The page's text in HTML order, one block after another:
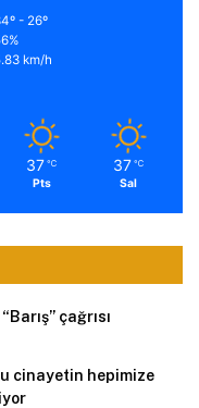
- 26º
km/h
37 ℃
Pts
37 ℃
Sal
çağrısı
cinayetin hepimize